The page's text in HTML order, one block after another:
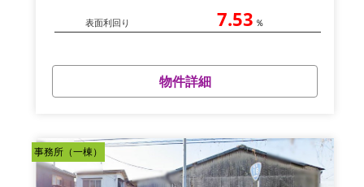
表面利回り 7.53 ％
物件詳細
事務所（一棟）